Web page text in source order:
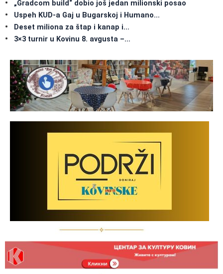
„Gradcom build“ dobio još jedan milionski posao
Uspeh KUD-a Gaj u Bugarskoj i Humano…
Deset miliona za štap i kanap i…
3×3 turnir u Kovinu 8. avgusta –…